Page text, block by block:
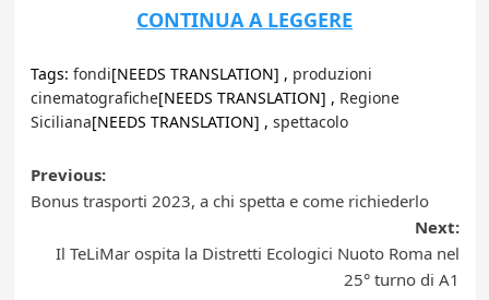
CONTINUA A LEGGERE
Tags: fondi[NEEDS TRANSLATION] , produzioni
cinematografiche[NEEDS TRANSLATION] , Regione
Siciliana[NEEDS TRANSLATION] , spettacolo
Post
navigation
Previous:
Bonus trasporti 2023, a chi spetta e come richiederlo
Next:
Il TeLiMar ospita la Distretti Ecologici Nuoto Roma nel
25° turno di A1